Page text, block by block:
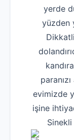
yerde
yüzden
evimizde
işine